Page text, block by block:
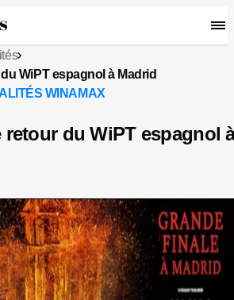
WiPT espagnol à Madrid
WINAMAX
retour du WiPT espagnol